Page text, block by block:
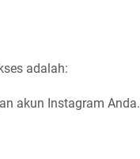
adalah:
akun Instagram Anda.